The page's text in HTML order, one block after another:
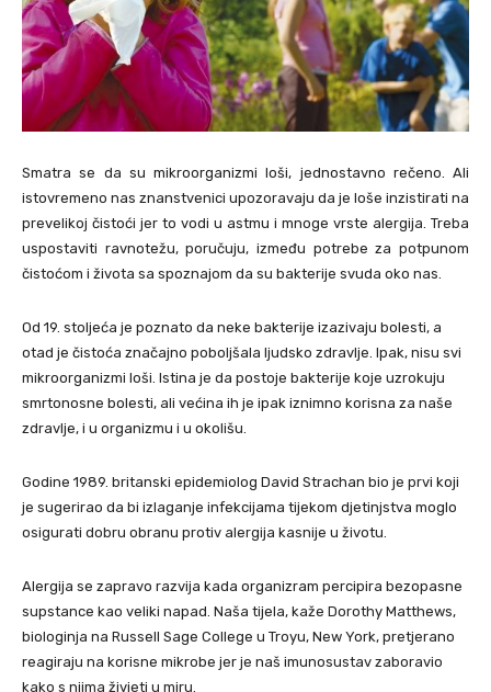
Smatra se da su mikroorganizmi loši, jednostavno rečeno. Ali
istovremeno nas znanstvenici upozoravaju da je loše inzistirati na
prevelikoj čistoći jer to vodi u astmu i mnoge vrste alergija. Treba
uspostaviti ravnotežu, poručuju, između potrebe za potpunom
čistoćom i života sa spoznajom da su bakterije svuda oko nas.
Od 19. stoljeća je poznato da neke bakterije izazivaju bolesti, a
otad je čistoća značajno poboljšala ljudsko zdravlje. Ipak, nisu svi
mikroorganizmi loši. Istina je da postoje bakterije koje uzrokuju
smrtonosne bolesti, ali većina ih je ipak iznimno korisna za naše
zdravlje, i u organizmu i u okolišu.
Godine 1989. britanski epidemiolog David Strachan bio je prvi koji
je sugerirao da bi izlaganje infekcijama tijekom djetinjstva moglo
osigurati dobru obranu protiv alergija kasnije u životu.
Alergija se zapravo razvija kada organizram percipira bezopasne
supstance kao veliki napad. Naša tijela, kaže Dorothy Matthews,
biologinja na Russell Sage College u Troyu, New York, pretjerano
reagiraju na korisne mikrobe jer je naš imunosustav zaboravio
kako s njima živjeti u miru.